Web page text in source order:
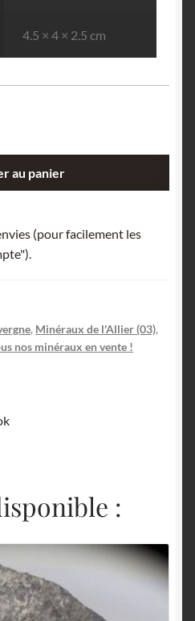
4.5 × 4 × 2.5 cm
au panier
(pour facilement les
, Minéraux de l'Allier (03),
nos minéraux en vente !
: